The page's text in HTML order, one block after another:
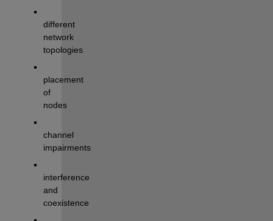
different
network
topologies
placement
of
nodes
channel
impairments
interference
and
coexistence